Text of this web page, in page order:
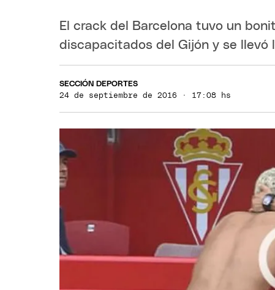
El crack del Barcelona tuvo un
discapacitados del Gijón y se llevó
SECCIÓN DEPORTES
24 de septiembre de 2016 · 17:08 hs